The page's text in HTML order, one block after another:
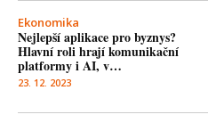
Ekonomika
Nejlepší aplikace pro byznys?
Hlavní roli hrají komunikační
platformy i AI, v…
23. 12. 2023